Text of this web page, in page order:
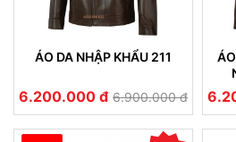
ÁO DA NHẬP KHẨU 211
6.200.000 đ 6.900.000 đ